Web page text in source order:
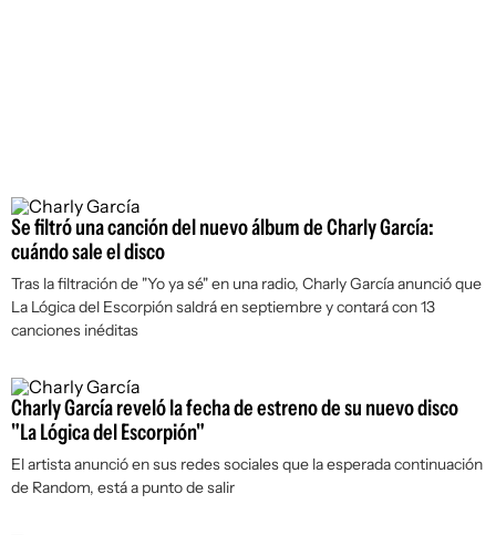
Se filtró una canción del nuevo álbum de Charly García:
cuándo sale el disco
Tras la filtración de "Yo ya sé" en una radio, Charly García anunció que
La Lógica del Escorpiónsaldrá en septiembre y contará con 13
canciones inéditas
Charly García reveló la fecha de estreno de su nuevo disco
"La Lógica del Escorpión"
El artista anunció en sus redes sociales que la esperada continuación
de Random, está a punto de salir